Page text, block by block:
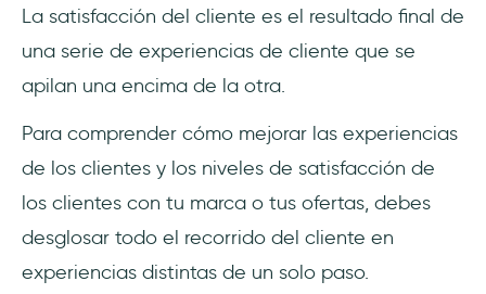
La satisfacción del cliente es el resultado final de
una serie de experiencias de cliente que se
apilan una encima de la otra.
Para comprender cómo mejorar las experiencias
de los clientes y los niveles de satisfacción de
los clientes con tu marca o tus ofertas, debes
desglosar todo el recorrido del cliente en
experiencias distintas de un solo paso.